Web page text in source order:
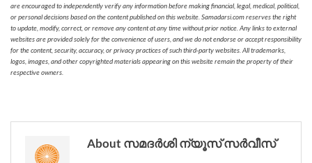
are encouraged to independently verify any information before making financial, legal, medical, political,
or personal decisions based on the content published on this website. Samadarsi.com reserves the right
to update, modify, correct, or remove any content at any time without prior notice. Any links to external
websites are provided solely for the convenience of users, and we do not endorse or accept responsibility
for the content, security, accuracy, or privacy practices of such third-party websites. All trademarks,
logos, images, and other copyrighted materials appearing on this website remain the property of their
respective owners.
About സമദർശി ന്യൂസ് സർവീസ്